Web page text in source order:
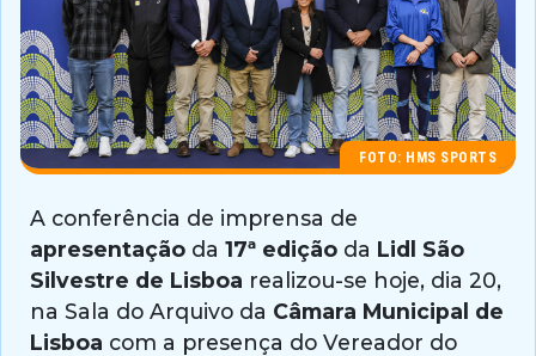
FOTO: HMS SPORTS
A conferência de imprensa de
apresentação da 17ª edição da Lidl São
Silvestre de Lisboa realizou-se hoje, dia 20,
na Sala do Arquivo da Câmara Municipal de
Lisboa com a presença do Vereador do